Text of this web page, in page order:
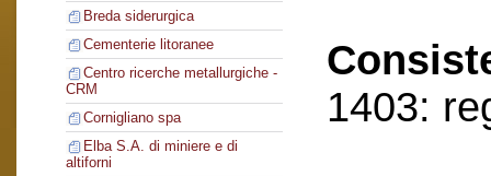
Breda siderurgica
Cementerie litoranee
Centro ricerche metallurgiche -
CRM
Cornigliano spa
Elba S.A. di miniere e di
altiforni
1403: